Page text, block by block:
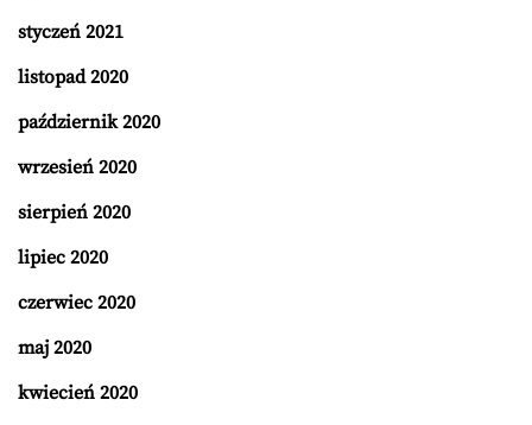
styczeń 2021
listopad 2020
październik 2020
wrzesień 2020
sierpień 2020
lipiec 2020
czerwiec 2020
maj 2020
kwiecień 2020